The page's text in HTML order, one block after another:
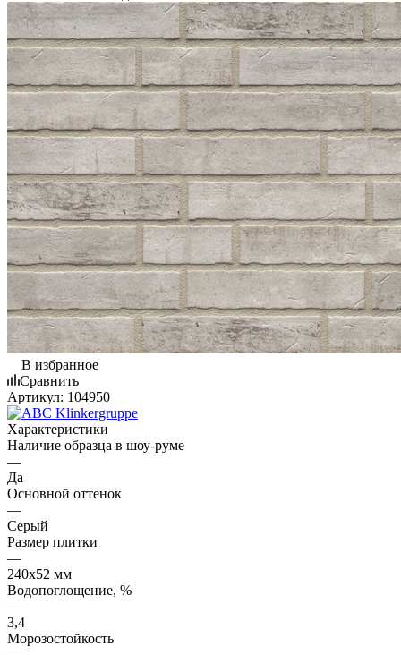
В избранное
Сравнить
Артикул: 104950
Характеристики
Наличие образца в шоу-руме
—
Да
Основной оттенок
—
Серый
Размер плитки
—
240x52 мм
Водопоглощение, %
—
3,4
Морозостойкость